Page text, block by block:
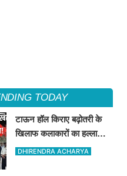
TODAY
टाऊन हॉल किराए बढ़ोतरी के
खिलाफ कलाकारों का हल्ला
बोल!
DHIRENDRA ACHARYA